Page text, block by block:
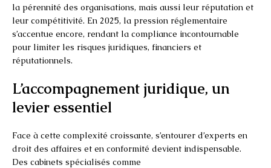
la pérennité des organisations, mais aussi leur réputation et
leur compétitivité. En 2025, la pression réglementaire
s’accentue encore, rendant la compliance incontournable
pour limiter les risques juridiques, financiers et
réputationnels.
L’accompagnement juridique, un
levier essentiel
Face à cette complexité croissante, s’entourer d’experts en
droit des affaires et en conformité devient indispensable.
Des cabinets spécialisés comme